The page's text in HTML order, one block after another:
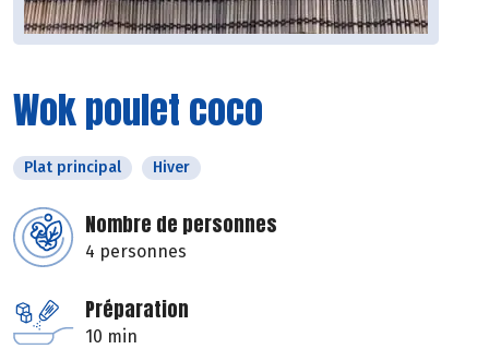
Wok poulet coco
Plat principal Hiver
Nombre de personnes
4 personnes
Préparation
10 min